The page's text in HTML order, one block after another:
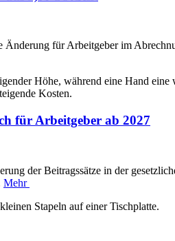
für Arbeitgeber im
für Arbeitgeber ab 2027
der Beitragssätze in der
Mehr